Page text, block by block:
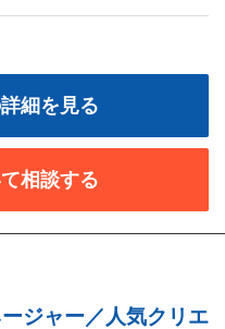
細を見る
相談する
ジャー／人気クリエ